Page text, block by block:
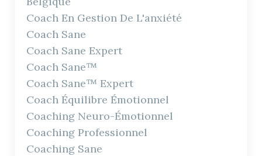
Coach En Gestion De L'anxiété
Coach Sane
Coach Sane Expert
Coach Sane™
Coach Sane™ Expert
Coach Équilibre Émotionnel
Coaching Neuro-Émotionnel
Coaching Professionnel
Coaching Sane